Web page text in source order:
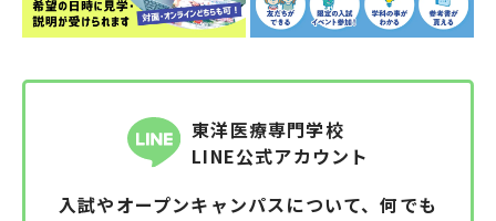
東洋医療専門学校
LINE公式アカウント
入試やオープンキャンパスについて、何でも